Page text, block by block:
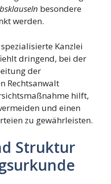
besondere
werden.
Kanzlei
dringend, bei der
der
Rechtsanwalt
hilft,
und einen
zu gewährleisten.
Struktur